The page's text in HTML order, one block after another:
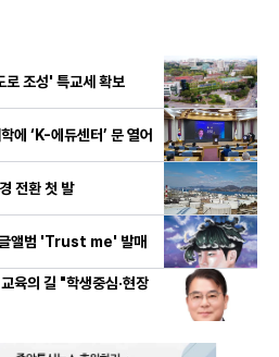
로 조성' 특교세 확보
에 ‘K-에듀센터’ 문 열어
전환 첫 발
글앨범 'Trust me' 발매
육의 길 "학생중심·현장